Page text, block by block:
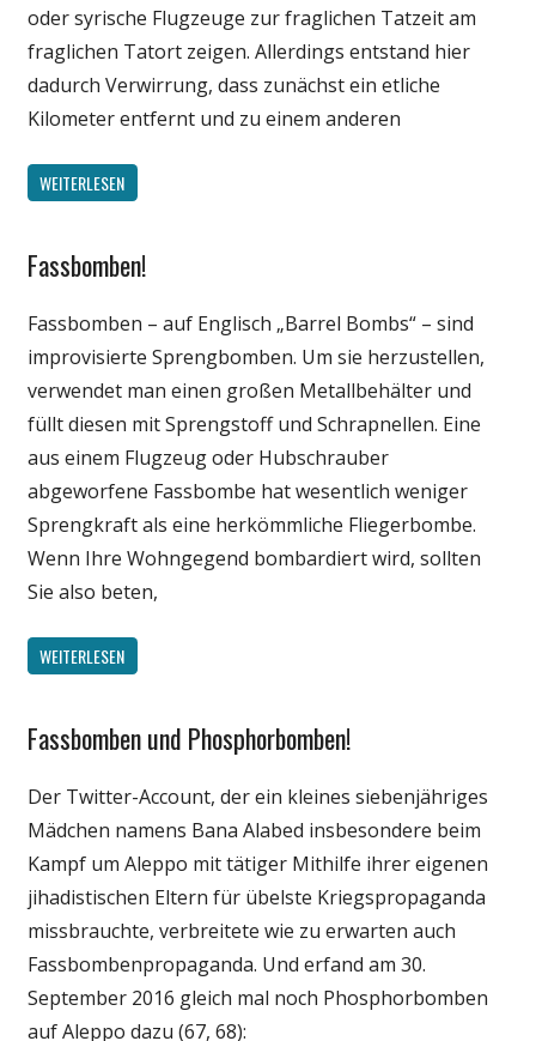
oder syrische Flugzeuge zur fraglichen Tatzeit am
fraglichen Tatort zeigen. Allerdings entstand hier
dadurch Verwirrung, dass zunächst ein etliche
Kilometer entfernt und zu einem anderen
WEITERLESEN
Gesellschaft
Politik
Wissenschaft
Fassbomben!
Fassbomben – auf Englisch „Barrel Bombs“ – sind
improvisierte Sprengbomben. Um sie herzustellen,
verwendet man einen großen Metallbehälter und
füllt diesen mit Sprengstoff und Schrapnellen. Eine
aus einem Flugzeug oder Hubschrauber
abgeworfene Fassbombe hat wesentlich weniger
Sprengkraft als eine herkömmliche Fliegerbombe.
Wenn Ihre Wohngegend bombardiert wird, sollten
Sie also beten,
WEITERLESEN
Gesellschaft
Politik
Wissenschaft
Fassbomben und Phosphorbomben!
Der Twitter-Account, der ein kleines siebenjähriges
Mädchen namens Bana Alabed insbesondere beim
Kampf um Aleppo mit tätiger Mithilfe ihrer eigenen
jihadistischen Eltern für übelste Kriegspropaganda
missbrauchte, verbreitete wie zu erwarten auch
Fassbombenpropaganda. Und erfand am 30.
September 2016 gleich mal noch Phosphorbomben
auf Aleppo dazu (67, 68):